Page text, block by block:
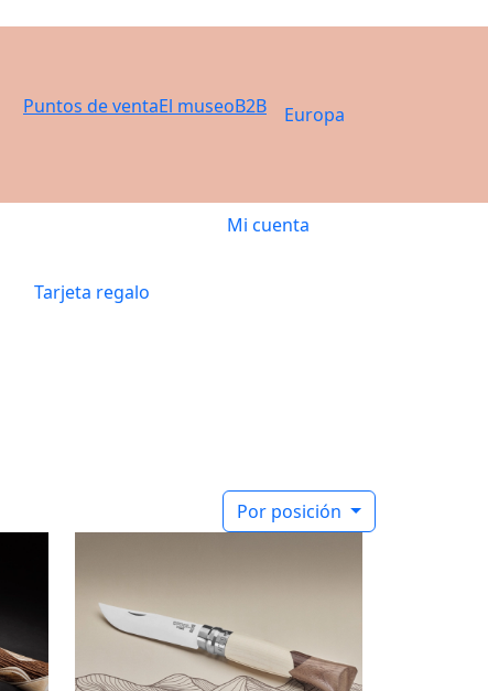
Puntos de ventaEl museoB2B Europa
Mi cuenta
Tarjeta regalo
Por posición